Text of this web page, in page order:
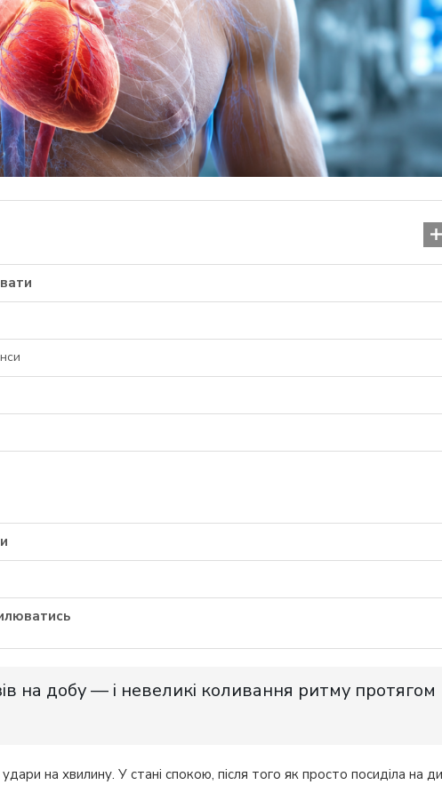
на добу — і невеликі коливання ритму протягом
на хвилину. У стані спокою, після того як просто посиділа на
Шизофренія: симптоми,